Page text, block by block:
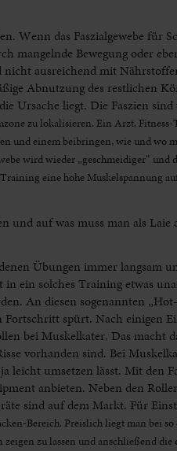
Wenn das Faszialgewebe für
mangelnde Bewegung oder
ausreichend mit
Abnutzung des restlichen
Ursache liegt. Die Faszien sind
zu lokalisieren. Ein Arzt,
und einem beibringen, wie und wo
wird wieder „geschmeidiger“ und
eine hohe Muskelspannung
und auf was muss man als Laie
Übungen immer langsam
ein solches Training etwas
An diesen sogenannten
Fortschritt spürt. Nach einigen
bei Muskelkater. Das macht
vorhanden sind. Bei
leicht umsetzen lässt. Mit den
anbieten. Neben den
sind auf dem Markt. Für
Bereich. Preislich liegt man bei so
zu lassen und anschließend die